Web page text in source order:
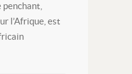
l’Afrique, est